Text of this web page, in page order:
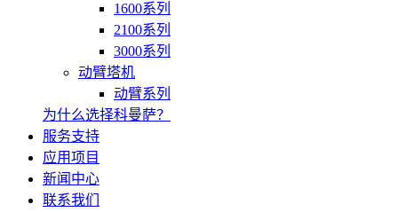
1600系列
2100系列
3000系列
动臂塔机
动臂系列
为什么选择科曼萨？
服务支持
应用项目
新闻中心
联系我们